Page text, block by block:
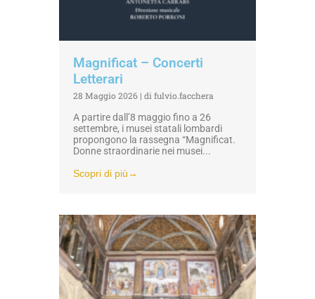
Magnificat – Concerti
Letterari
28 Maggio 2026 | di fulvio.facchera
A partire dall’8 maggio fino a 26
settembre, i musei statali lombardi
propongono la rassegna “Magnificat.
Donne straordinarie nei musei...
Scopri di più→